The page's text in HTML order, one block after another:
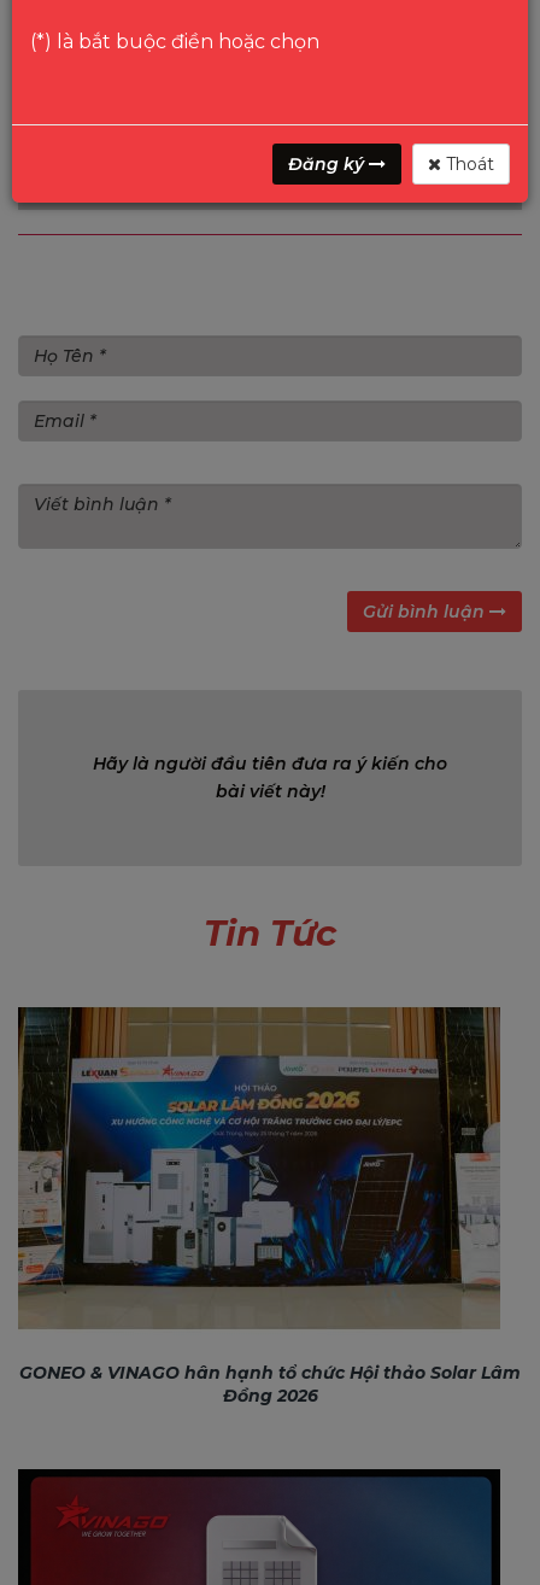
RỒNG VIỆT cam kết thực hiện việc điều chỉnh hóa đơn theo
THÔNG TIN ĐIỀU CHỈNH HÓA ĐƠN RỒNG VIỆT
Gửi bình luận
Hãy là người đầu tiên đưa ra ý kiến cho
bài viết này!
Tin Tức
GONEO & VINAGO hân hạnh tổ chức Hội thảo Solar Lâm
Đồng 2026
(*) là bắt buộc điền hoặc chọn
Đăng ký Thoát